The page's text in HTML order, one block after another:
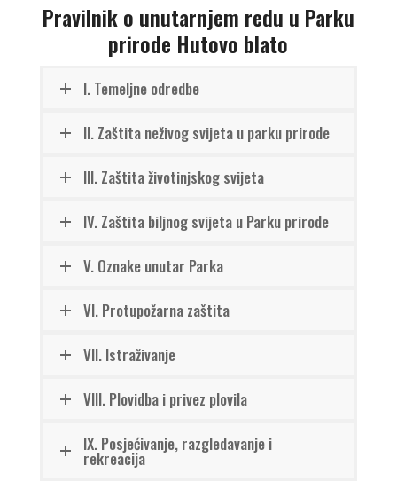
Pravilnik o unutarnjem redu u Parku
prirode Hutovo blato
I. Temeljne odredbe
II. Zaštita neživog svijeta u parku prirode
III. Zaštita životinjskog svijeta
IV. Zaštita biljnog svijeta u Parku prirode
V. Oznake unutar Parka
VI. Protupožarna zaštita
VII. Istraživanje
VIII. Plovidba i privez plovila
IX. Posjećivanje, razgledavanje i
rekreacija